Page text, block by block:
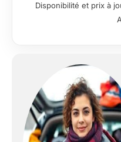
Disponibilité et prix à